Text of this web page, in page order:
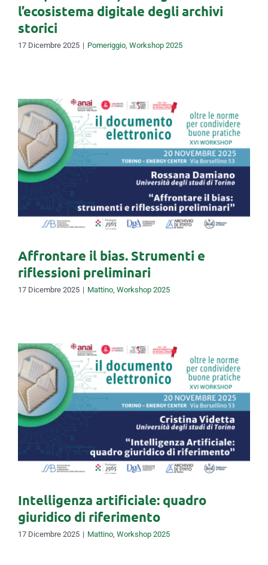
l’ecosistema digitale degli archivi
storici
17 Dicembre 2025 | Pomeriggio Workshop 2025
Affrontare il bias. Strumenti e
riflessioni preliminari
Affrontare il bias. Strumenti e
riflessioni preliminari
17 Dicembre 2025 | Mattino Workshop 2025
Intelligenza artificiale: quadro
giuridico di riferimento
Intelligenza artificiale: quadro
giuridico di riferimento
17 Dicembre 2025 | Mattino Workshop 2025